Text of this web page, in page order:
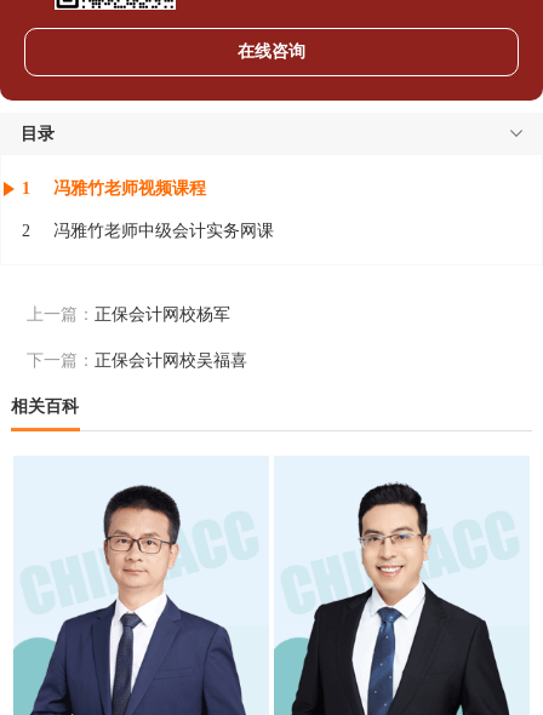
在线咨询
目录
1 冯雅竹老师视频课程
2 冯雅竹老师中级会计实务网课
上一篇： 正保会计网校杨军
下一篇： 正保会计网校吴福喜
相关百科